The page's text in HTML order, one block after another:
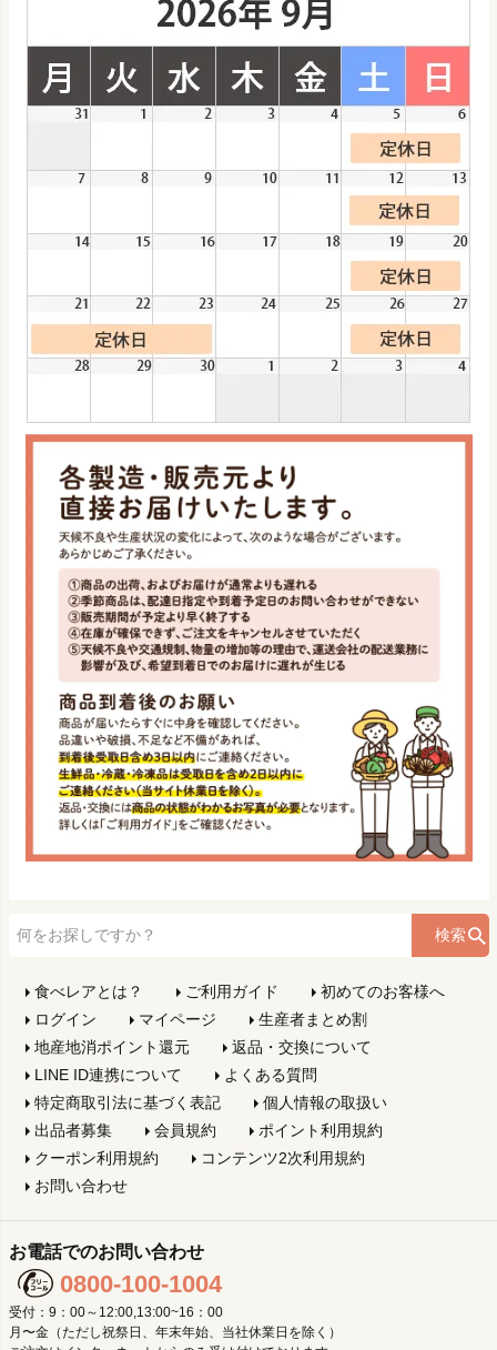
検索
食べレアとは？ ご利用ガイド
初めてのお客様へ
ログイン
マイページ
生産者まとめ割
地産地消ポイント還元
返品・交換について
LINE ID連携について
よくある質問
特定商取引法に基づく表記
個人情報の取扱い
出品者募集
会員規約
ポイント利用規約
クーポン利用規約
コンテンツ2次利用規約
お問い合わせ
お電話でのお問い合わせ
0800-100-1004
受付：9：00～12:00,13:00~16：00
月〜金（ただし祝祭日、年末年始、当社休業日を除く）